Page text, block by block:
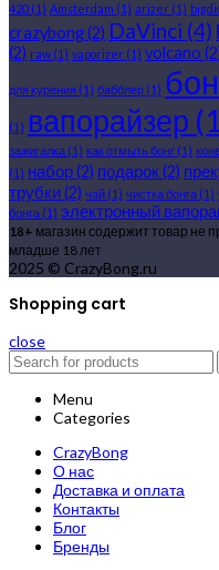
420 (1) Amsterdam (1) arizer (1)
crazybong(2) DaVinci (4)
(2) raw (1) vaporizer (1) volcano
для курения (1) бабблер (1)
(1) вапорайзер
зажигалка (1) как отмыть бонг (1)
(1) набор(2) подарок(2)
трубки(2) чай (1) чистка бонга (1)
бонга (1) электронный
18+ магазин содержит товар не
младше 18 лет
2025 © CrazyBong.ru
Shopping cart
close
Menu
Categories
CrazyBong
О нас
Доставка и оплата
Контакты
Блог
Бренды